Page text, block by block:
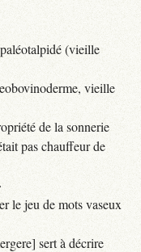
(vieille
vieille
de la sonnerie
pas chauffeur de
le jeu de mots vaseux
sert à décrire